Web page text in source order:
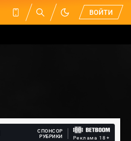
ВОЙТИ
СПОНСОР
РУБРИКИ
Реклама 18+